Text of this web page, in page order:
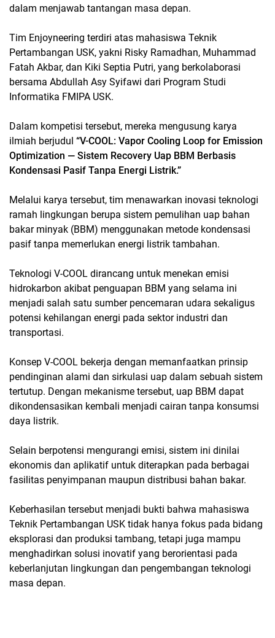
dalam menjawab tantangan masa depan.
Tim Enjoyneering terdiri atas mahasiswa Teknik
Pertambangan USK, yakni Risky Ramadhan, Muhammad
Fatah Akbar, dan Kiki Septia Putri, yang berkolaborasi
bersama Abdullah Asy Syifawi dari Program Studi
Informatika FMIPA USK.
Dalam kompetisi tersebut, mereka mengusung karya
ilmiah berjudul “V-COOL: Vapor Cooling Loop for Emission
Optimization — Sistem Recovery Uap BBM Berbasis
Kondensasi Pasif Tanpa Energi Listrik.”
Melalui karya tersebut, tim menawarkan inovasi teknologi
ramah lingkungan berupa sistem pemulihan uap bahan
bakar minyak (BBM) menggunakan metode kondensasi
pasif tanpa memerlukan energi listrik tambahan.
Teknologi V-COOL dirancang untuk menekan emisi
hidrokarbon akibat penguapan BBM yang selama ini
menjadi salah satu sumber pencemaran udara sekaligus
potensi kehilangan energi pada sektor industri dan
transportasi.
Konsep V-COOL bekerja dengan memanfaatkan prinsip
pendinginan alami dan sirkulasi uap dalam sebuah sistem
tertutup. Dengan mekanisme tersebut, uap BBM dapat
dikondensasikan kembali menjadi cairan tanpa konsumsi
daya listrik.
Selain berpotensi mengurangi emisi, sistem ini dinilai
ekonomis dan aplikatif untuk diterapkan pada berbagai
fasilitas penyimpanan maupun distribusi bahan bakar.
Keberhasilan tersebut menjadi bukti bahwa mahasiswa
Teknik Pertambangan USK tidak hanya fokus pada bidang
eksplorasi dan produksi tambang, tetapi juga mampu
menghadirkan solusi inovatif yang berorientasi pada
keberlanjutan lingkungan dan pengembangan teknologi
masa depan.